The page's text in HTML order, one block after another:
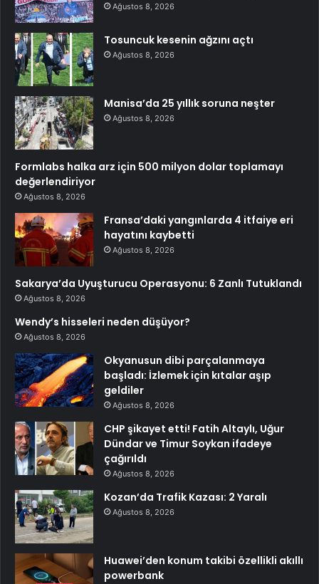
Ağustos 8, 2026
Tosuncuk kesenin ağzını açtı
Ağustos 8, 2026
Manisa’da 25 yıllık soruna neşter
Ağustos 8, 2026
Formlabs halka arz için 500 milyon dolar toplamayı
değerlendiriyor
Ağustos 8, 2026
Fransa’daki yangınlarda 4 itfaiye eri
hayatını kaybetti
Ağustos 8, 2026
Sakarya’da Uyuşturucu Operasyonu: 6 Zanlı Tutuklandı
Ağustos 8, 2026
Wendy’s hisseleri neden düşüyor?
Ağustos 8, 2026
Okyanusun dibi parçalanmaya
başladı: İzlemek için kıtalar aşıp
geldiler
Ağustos 8, 2026
CHP şikayet etti! Fatih Altaylı, Uğur
Dündar ve Timur Soykan ifadeye
çağırıldı
Ağustos 8, 2026
Kozan’da Trafik Kazası: 2 Yaralı
Ağustos 8, 2026
Huawei’den konum takibi özellikli akıllı
powerbank